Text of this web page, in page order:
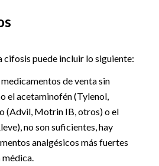
cifosis puede incluir lo siguiente:
medicamentos de venta sin
el acetaminofén (Tylenol,
(Advil, Motrin IB, otros) o el
no son suficientes, hay
analgésicos más fuertes